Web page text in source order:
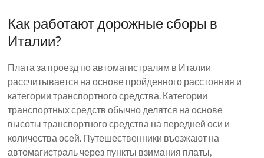
Как работают дорожные сборы в
Италии?
Плата за проезд по автомагистралям в Италии
рассчитывается на основе пройденного расстояния и
категории транспортного средства. Категории
транспортных средств обычно делятся на основе
высоты транспортного средства на передней оси и
количества осей. Путешественники въезжают на
автомагистраль через пункты взимания платы,